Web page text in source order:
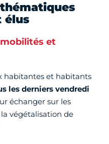
élus
et
habitantes et habitants
les derniers vendredi
échanger sur les
végétalisation de